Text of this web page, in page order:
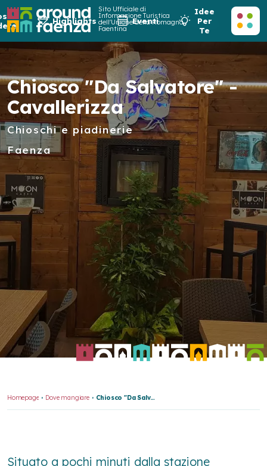
Sito Ufficiale di
Informazione Turistica
dell'Unione della Romagna
Faentina
Highlights Eventi
Idee
Per
Te
Chiosco "Da Salvatore" -
Cavallerizza
Chioschi e piadinerie
Faenza
Homepage Dove mangiare Chiosco "Da Salvatore" - Cavallerizza
Situato a pochi minuti dalla stazione